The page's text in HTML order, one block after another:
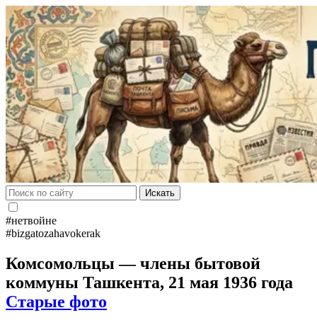
Искать
#нетвойне
#bizgatozahavokerak
Комсомольцы — члены бытовой
коммуны Ташкента, 21 мая 1936 года
Старые фото